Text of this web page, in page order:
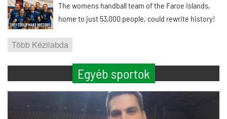
The womens handball team of the Faroe Islands,
home to just 53,000 people, could rewrite history!
Több Kézilabda
Egyéb sportok